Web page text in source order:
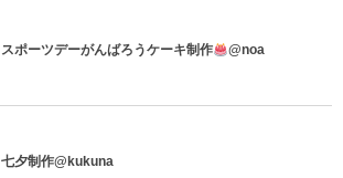
スポーツデーがんばろうケーキ制作 @noa
七夕制作@kukuna